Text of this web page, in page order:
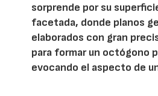
sorprende por su
facetada, donde planos
elaborados con gran
para formar un octógono
evocando el aspecto de